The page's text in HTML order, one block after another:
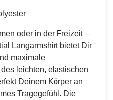
oder in der Freizeit –
Langarmshirt bietet Dir
maximale
leichten, elastischen
Deinem Körper an
Tragegefühl. Die